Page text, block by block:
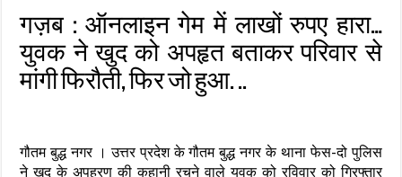
गज़ब : ऑनलाइन गेम में लाखों रुपए हारा…
युवक ने खुद को अपहृत बताकर परिवार से
मांगी फिरौती, फिर जो हुआ. ..
गौतम बुद्ध नगर । उत्तर प्रदेश के गौतम बुद्ध नगर के थाना फेस-दो पुलिस
ने खुद के अपहरण की कहानी रचने वाले युवक को रविवार को गिरफ्तार